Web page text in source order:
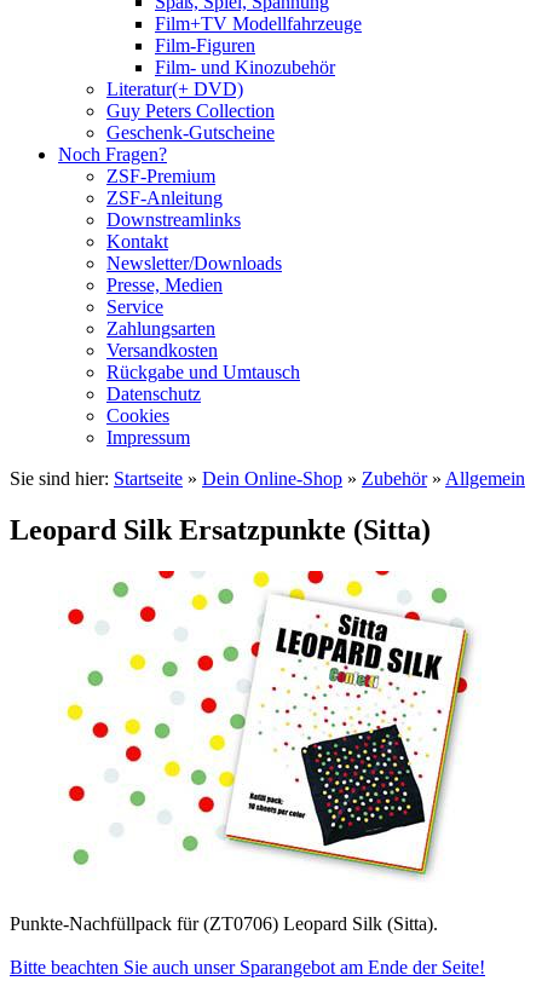
Film+TV Modellfahrzeuge
Film-Figuren
Film- und Kinozubehör
Literatur(+ DVD)
Guy Peters Collection
Geschenk-Gutscheine
Noch Fragen?
ZSF-Premium
ZSF-Anleitung
Downstreamlinks
Kontakt
Newsletter/Downloads
Presse, Medien
Service
Zahlungsarten
Versandkosten
Rückgabe und Umtausch
Datenschutz
Cookies
Impressum
Sie sind hier: Startseite » Dein Online-Shop » Zubehör» Allgemein
Leopard Silk Ersatzpunkte (Sitta)
Punkte-Nachfüllpack für (ZT0706) Leopard Silk (Sitta).
Bitte beachten Sie auch unser Sparangebot am Ende der Seite!